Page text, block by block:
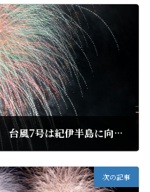
16日網代温泉海上花火大会開催 台風7号は紀伊半島に向かう公算です
次の記事